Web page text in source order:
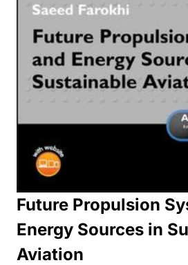
Future Propulsion
Energy Sources in
Aviation